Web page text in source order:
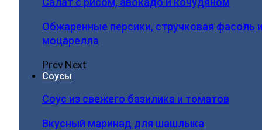
Обжаренные персики, стручковая фасоль
моцарелла
PrevNext
Соусы
Соус из свежего базилика и томатов
Вкусный маринад для шашлыка